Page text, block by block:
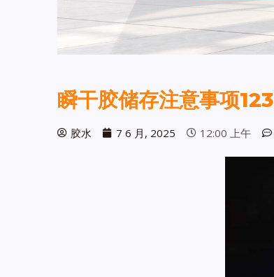
瞬干胶储存注意事项123
胶水 7 6 月, 2025 12:00 上午